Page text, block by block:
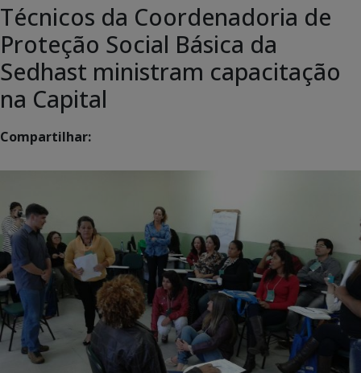
Técnicos da Coordenadoria de
Proteção Social Básica da
Sedhast ministram capacitação
na Capital
Compartilhar: